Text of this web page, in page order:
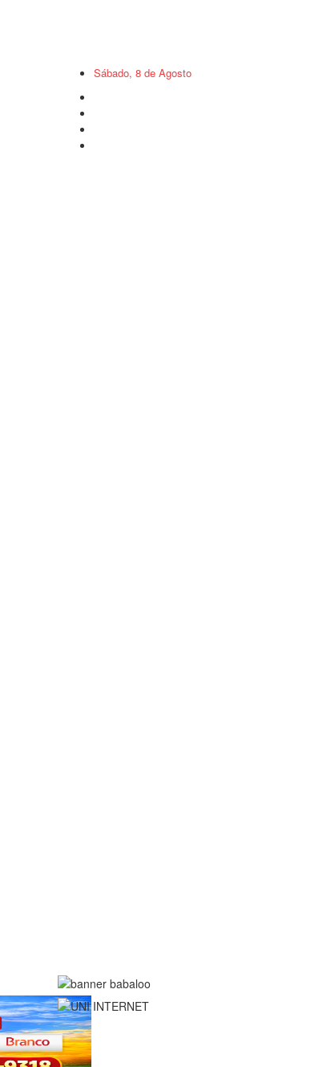
Sábado, 8 de Agosto